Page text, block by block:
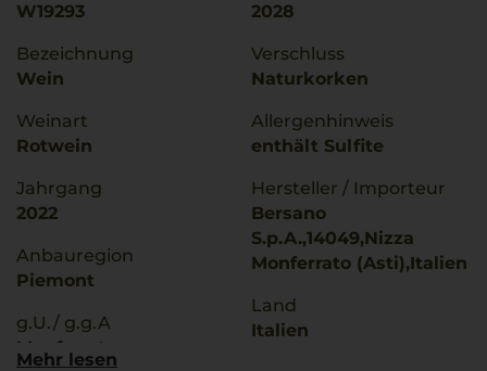
W19293
Bezeichnung
Wein
Weinart
Rotwein
Jahrgang
2022
Anbauregion
Piemont
g.U./ g.g.A
Monferrato
2028
Verschluss
Naturkorken
Allergenhinweis
enthält Sulfite
Hersteller / Importeur
Bersano
S.p.A.,14049,Nizza
Monferrato (Asti),Italien
Land
Italien
Mehr lesen